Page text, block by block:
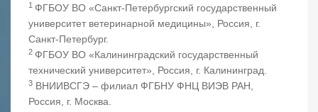
1 ФГБОУ ВО «Санкт-Петербургский государственный
университет ветеринарной медицины», Россия, г.
Санкт-Петербург.
2 ФГБОУ ВО «Калининградский государственный
технический университет», Россия, г. Калининград.
3 ВНИИВСГЭ – филиал ФГБНУ ФНЦ ВИЭВ РАН,
Россия, г. Москва.